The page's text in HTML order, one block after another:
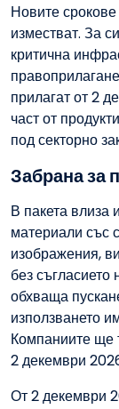
Новите
изместват. За
критична
прилагат от 2
част от
под секторно
Забрана за
В пакета влиза
материали със
изображения,
без
обхваща
използването
Компаниите ще
2 декември
От 2 декември